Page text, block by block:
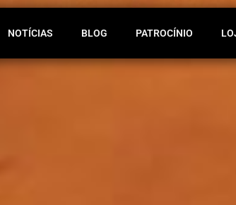
NOTÍCIAS BLOG PATROCÍNIO